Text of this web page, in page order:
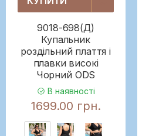
9018-698(Д)
Купальник
роздільний плаття і
плавки високі
Чорний ODS
В наявності
1699.00 грн.